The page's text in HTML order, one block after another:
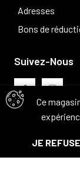
Adresses
Bons de
Ce
JE
Suivez-Nous